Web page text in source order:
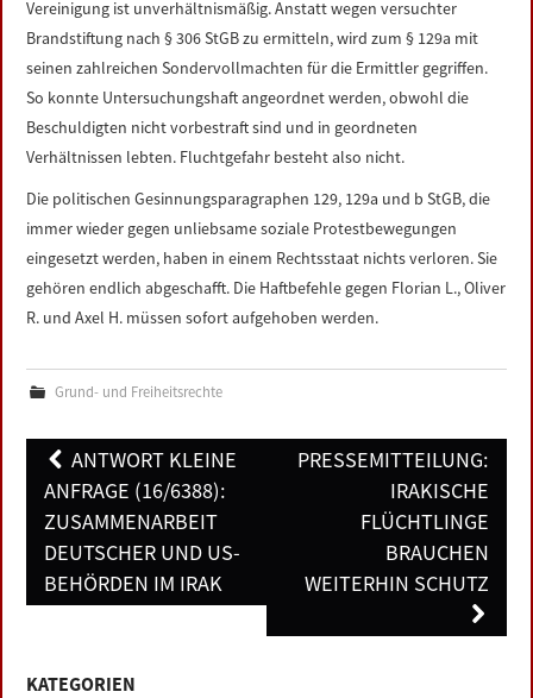
Vereinigung ist unverhältnismäßig. Anstatt wegen versuchter
Brandstiftung nach § 306 StGB zu ermitteln, wird zum § 129a mit
seinen zahlreichen Sondervollmachten für die Ermittler gegriffen.
So konnte Untersuchungshaft angeordnet werden, obwohl die
Beschuldigten nicht vorbestraft sind und in geordneten
Verhältnissen lebten. Fluchtgefahr besteht also nicht.
Die politischen Gesinnungsparagraphen 129, 129a und b StGB, die
immer wieder gegen unliebsame soziale Protestbewegungen
eingesetzt werden, haben in einem Rechtsstaat nichts verloren. Sie
gehören endlich abgeschafft. Die Haftbefehle gegen Florian L., Oliver
R. und Axel H. müssen sofort aufgehoben werden.
Grund- und Freiheitsrechte
Post
navigation
ANTWORT KLEINE
ANFRAGE (16/6388):
ZUSAMMENARBEIT
DEUTSCHER UND US-
BEHÖRDEN IM IRAK
PRESSEMITTEILUNG:
IRAKISCHE
FLÜCHTLINGE
BRAUCHEN
WEITERHIN SCHUTZ
KATEGORIEN